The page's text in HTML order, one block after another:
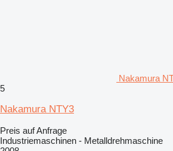
Nakamura
5
Nakamura NTY3
Preis auf Anfrage
Industriemaschinen - Metalldrehmaschine